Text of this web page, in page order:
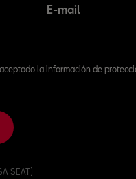
E-mail
la información de
SEAT)